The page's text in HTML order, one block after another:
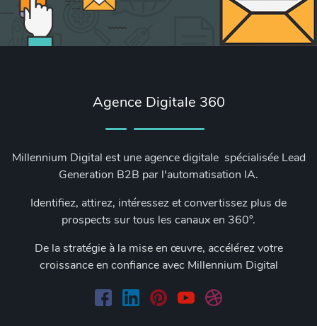
Agence Digitale 360
Millennium Digital est une agence digitale spécialisée Lead
Generation B2B par l'automatisation IA.
Identifiez, attirez, intéressez et convertissez plus de
prospects sur tous les canaux en 360°.
De la stratégie à la mise en œuvre, accélérez votre
croissance en confiance avec Millennium Digital